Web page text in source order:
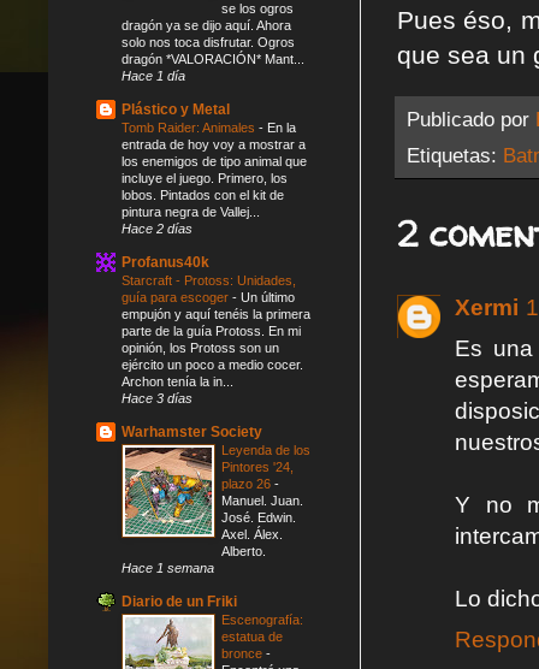
Pues éso,
que sea un
Publicado por
Etiquetas:
2
Xermi
Es
Y no
Lo
se los ogros
dragón ya se dijo aquí. Ahora
solo nos toca disfrutar. Ogros
dragón *VALORACIÓN* Mant...
Hace 1 día
Plástico y Metal
Tomb Raider: Animales - En la
entrada de hoy voy a mostrar a
los enemigos de tipo animal que
incluye el juego. Primero, los
lobos. Pintados con el kit de
pintura negra de Vallej...
Hace 2 días
Profanus40k
Starcraft - Protoss: Unidades,
guía para escoger - Un último
empujón y aquí tenéis la primera
parte de la guía Protoss. En mi
opinión, los Protoss son un
ejército un poco a medio cocer.
Archon tenía la in...
Hace 3 días
Warhamster Society
Leyenda de los
Pintores '24,
plazo 26 -
Manuel. Juan.
José. Edwin.
Axel. Álex.
Alberto.
Hace 1 semana
Diario de un Friki
Escenografía:
estatua de
bronce -